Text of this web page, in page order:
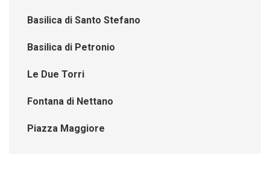
Basilica di Santo Stefano
Basilica di Petronio
Le Due Torri
Fontana di Nettano
Piazza Maggiore